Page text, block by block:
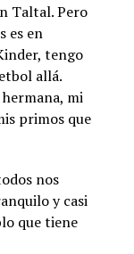
Taltal. Pero
es en
tengo
allá.
mi
primos que
nos
y casi
que tiene